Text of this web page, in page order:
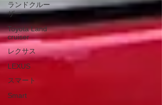
ランドクルー
ザー
Toyota Land
cruiser
レクサス
LEXUS
スマート
Smart